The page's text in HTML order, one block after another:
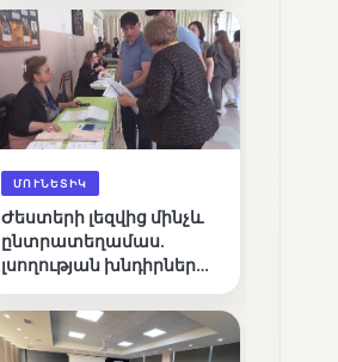
կառավարո՞ւմ, թե՞
քաղաքական նպատակ
ՄՈՒՆԵՏԻԿ
Ժեստերի լեզվից մինչև
ընտրատեղամաս.
լսողության խնդիրներ
ճանապարհը